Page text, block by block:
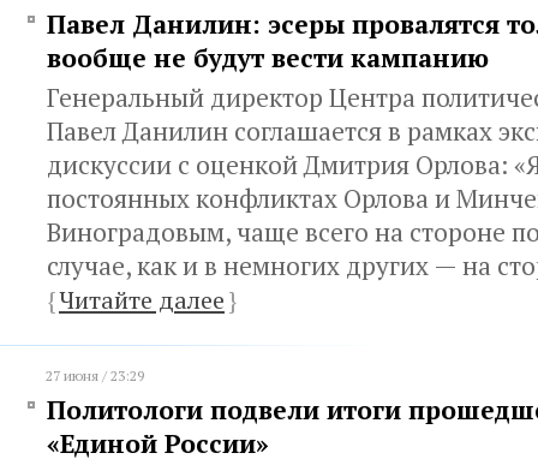
Павел Данилин: эсеры провалятся
вообще не будут вести кампанию
Генеральный директор Центра
Павел Данилин соглашается в рамках
дискуссии с оценкой Дмитрия Орлова:
постоянных конфликтах Орлова и
Виноградовым, чаще всего на стороне
случае, как и в немногих других — на
{Читайте далее}
27 июня / 23:29
Политологи подвели итоги
«Единой России»